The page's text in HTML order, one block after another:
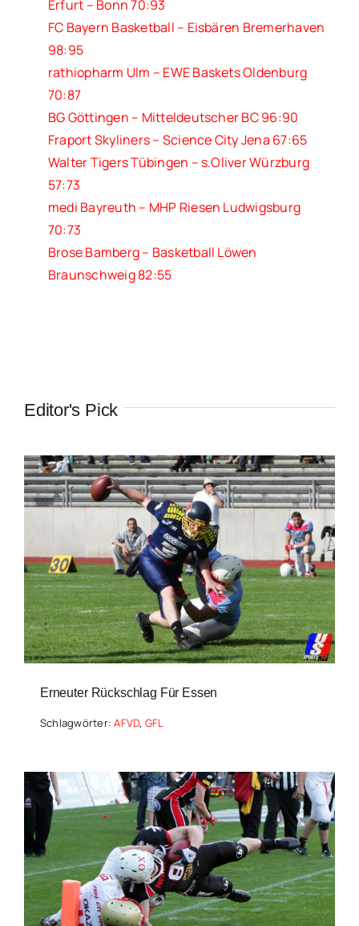
Erfurt – Bonn 70:93
FC Bayern Basketball – Eisbären Bremerhaven
98:95
rathiopharm Ulm – EWE Baskets Oldenburg
70:87
BG Göttingen – Mitteldeutscher BC 96:90
Fraport Skyliners – Science City Jena 67:65
Walter Tigers Tübingen – s.Oliver Würzburg
57:73
medi Bayreuth – MHP Riesen Ludwigsburg
70:73
Brose Bamberg – Basketball Löwen
Braunschweig 82:55
Editor's Pick
Erneuter Rückschlag Für Essen
Schlagwörter:AFVD, GFL